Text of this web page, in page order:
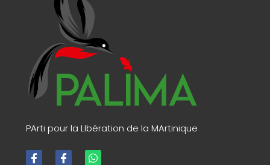
PArti pour la LIbération de la MArtinique